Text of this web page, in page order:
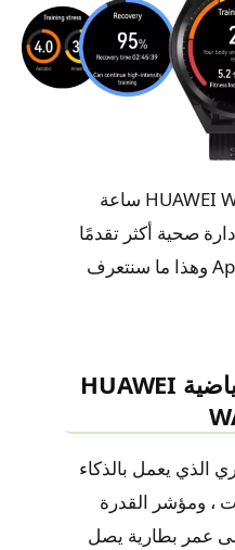
تعتبر HUAWEI WATCH GT Runner ساعة
صحية أكثر تقدمًا
من Apple Watch Series 7 وهذا ما سنتعرف
مميزات الساعة الرياضية HUAWEI
الذي يعمل بالذكاء
، ومؤشر القدرة
عمر بطارية يصل